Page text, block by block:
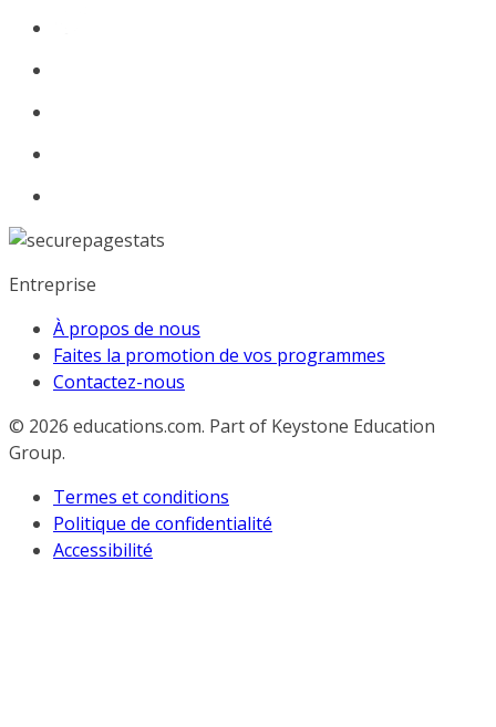
Entreprise
À propos de nous
Faites la promotion de vos programmes
Contactez-nous
© 2026 educations.com. Part of Keystone Education
Group.
Termes et conditions
Politique de confidentialité
Accessibilité